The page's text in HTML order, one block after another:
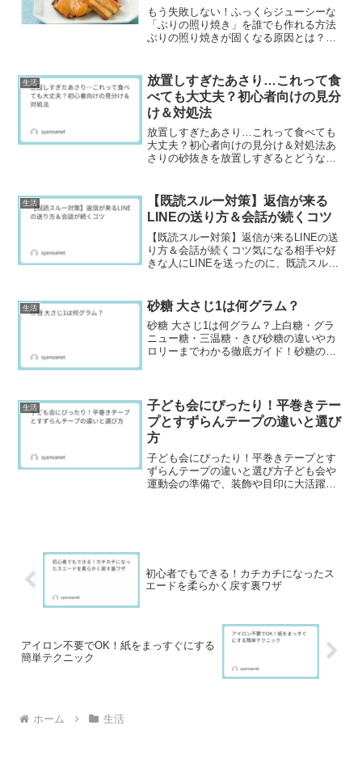
もう失敗しない！ふっくらジューシーな
「ぶりの照り焼き」を誰でも作れる方法
ぶりの照り焼きが固くなる原因とは？ぶ
か？実は、ぶりが固くなるのにはいくつ
かの原因があります。特に初...
生活
放置しすぎたあさり…これって食
べても大丈夫？初心者向けの見分
け＆対処法
放置しすぎたあさり…これって食べても
大丈夫？初心者向けの見分け＆対処法あ
さりの砂抜きを放置しすぎるとどうな
いちゃったけど大丈夫？」「どれくらい
なら安全なの？」と、不安に...
生活
【既読スルー対策】返信が来る
LINEの送り方＆会話が続くコツ
【既読スルー対策】返信が来るLINEの送
り方＆会話が続くコツ気になる相手や好
きな人にLINEを送ったのに、既読スルー
と悩む人も多いはず。この記事では、返
信が来ない原因と...
生活 砂糖 大さじ1は何グラム？
砂糖 大さじ1は何グラム？上白糖・グラ
ニュー糖・三温糖・きび砂糖の違いやカ
ロリーまでわかる徹底ガイド！砂糖の種
ラニュー糖、三温糖、...
生活
子ども会にぴったり！平巻きテー
プとすずらんテープの違いと選び
方
子ども会にぴったり！平巻きテープとす
ずらんテープの違いと選び方子ども会や
運動会の準備で、装飾や目印に大活躍す
初心者でもできる！カチカチになったス
エードを柔らかく戻す裏ワザ
アイロン不要でOK！紙をまっすぐにする
簡単テクニック
ホーム 生活